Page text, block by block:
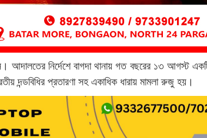
নির্দেশে বাগদা থানায় গত বছরের ১৩ আগস্ট
প্রতারণা সহ একাধিক ধারায় মামলা রুজু হয়।